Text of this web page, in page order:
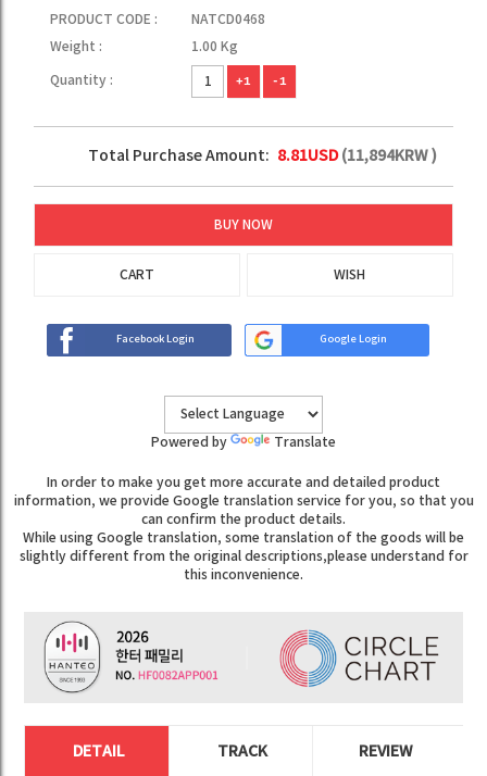
PRODUCT CODE :
NATCD0468
Weight :
1.00 Kg
Quantity : +1 -1
Total Purchase Amount: 8.81USD(11,894KRW )
BUY NOW
CART WISH
Facebook Login Google Login
Powered by Translate
In order to make you get more accurate and detailed product
information, we provide Google translation service for you, so that you
can confirm the product details.
While using Google translation, some translation of the goods will be
slightly different from the original descriptions,please understand for
this inconvenience.
DETAIL TRACK REVIEW